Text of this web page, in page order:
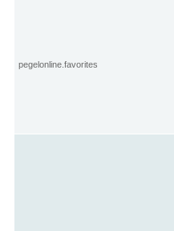
pegelonline.favorites